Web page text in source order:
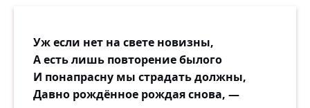
Уж если нет на свете новизны,
А есть лишь повторение былого
И понапрасну мы страдать должны,
Давно рождённое рождая снова, —